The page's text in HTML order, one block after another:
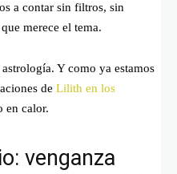
a contar sin filtros, sin
merece el tema.
Y como ya estamos
de Lilith en los
en calor.
venganza